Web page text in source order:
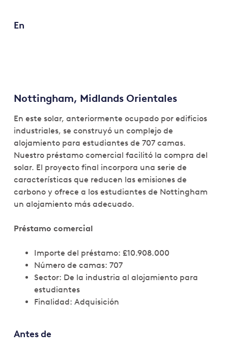
En
Antes de
Nottingham, Midlands Orientales
En este solar, anteriormente ocupado por edificios
industriales, se construyó un complejo de
alojamiento para estudiantes de 707 camas.
Nuestro préstamo comercial facilitó la compra del
solar. El proyecto final incorpora una serie de
características que reducen las emisiones de
carbono y ofrece a los estudiantes de Nottingham
un alojamiento más adecuado.
Préstamo comercial
Importe del préstamo: £10.908.000
Número de camas: 707
Sector: De la industria al alojamiento para
estudiantes
Finalidad: Adquisición